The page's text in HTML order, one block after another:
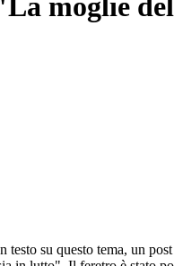
su questo tema, un